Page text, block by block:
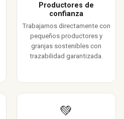
Productores de
confianza
Trabajamos directamente con
pequeños productores y
granjas sostenibles con
trazabilidad garantizada.
💚